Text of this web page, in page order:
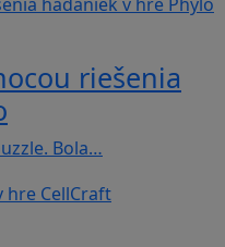
riešenia
Bola…